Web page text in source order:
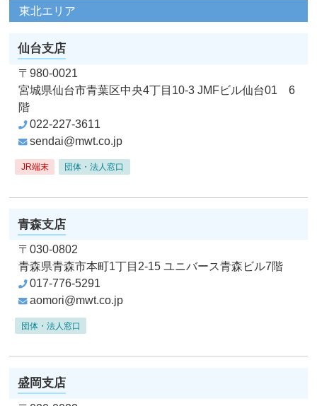
東北エリア
仙台支店
〒980-0021
宮城県仙台市青葉区中央4丁目10-3JMFビル仙台01 6
階
022-227-3611
sendai@mwt.co.jp
JR端末 団体・法人窓口
青森支店
〒030-0802
青森県青森市本町1丁目2-15ユニバース青森ビル7階
017-776-5291
aomori@mwt.co.jp
団体・法人窓口
盛岡支店